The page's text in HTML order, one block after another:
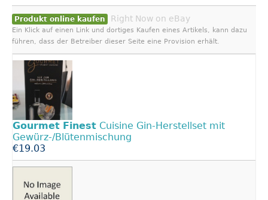
Produkt online kaufen Right Now on eBay
Ein Klick auf einen Link und dortiges Kaufen eines Artikels, kann dazu
führen, dass der Betreiber dieser Seite eine Provision erhält.
Gourmet Finest Cuisine Gin-Herstellset mit
Gewürz-/Blütenmischung
€19.03